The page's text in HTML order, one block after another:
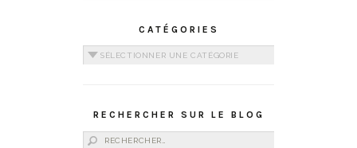
CATÉGORIES
Catégories
RECHERCHER SUR LE BLOG
Rechercher :